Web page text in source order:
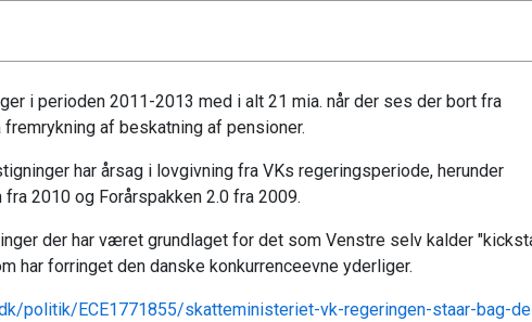
i perioden 2011-2013 med i alt 21 mia. når der ses der bort fra
af beskatning af pensioner.
har årsag i lovgivning fra VKs regeringsperiode, herunder
2010 og Forårspakken 2.0 fra 2009.
der har været grundlaget for det som Venstre selv kalder
har forringet den danske konkurrenceevne yderliger.
politik/ECE1771855/skatteministeriet-vk-regeringen-staar-bag-